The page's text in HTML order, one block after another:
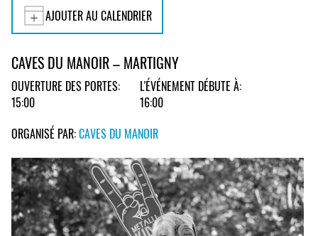
AJOUTER AU CALENDRIER
CAVES DU MANOIR – MARTIGNY
OUVERTURE DES PORTES:
15:00
L'ÉVÉNEMENT DÉBUTE À:
16:00
ORGANISÉ PAR:CAVES DU MANOIR